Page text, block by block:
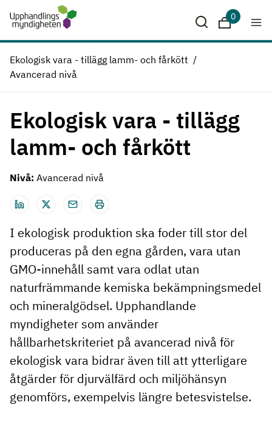
Hoppa till huvudinnehåll
Sparade
0
Ekologisk vara - tillägg lamm- och fårkött
Avancerad nivå
Ekologisk vara - tillägg
lamm- och fårkött
Nivå: Avancerad nivå
I ekologisk produktion ska foder till stor del
produceras på den egna gården, vara utan
GMO-innehåll samt vara odlat utan
naturfrämmande kemiska bekämpningsmedel
och mineralgödsel. Upphandlande
myndigheter som använder
hållbarhetskriteriet på avancerad nivå för
ekologisk vara bidrar även till att ytterligare
åtgärder för djurvälfärd och miljöhänsyn
genomförs, exempelvis längre betesvistelse.